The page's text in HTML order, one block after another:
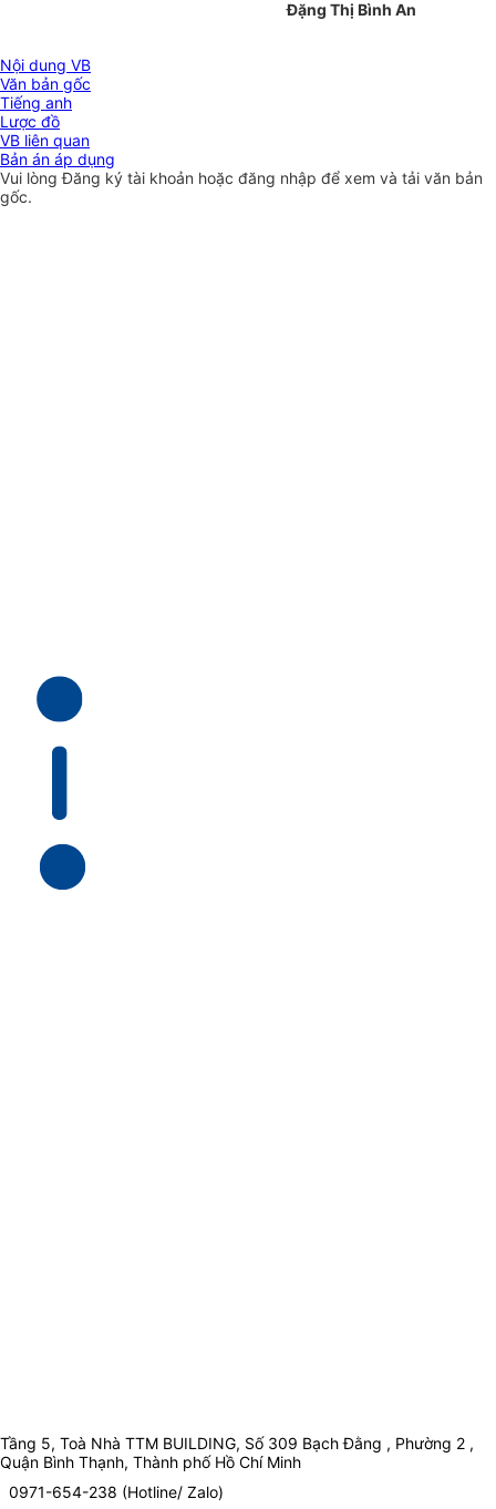
Đặng Thị Bình An
Nội dung VB
Văn bản gốc
Tiếng anh
Lược đồ
VB liên quan
Bản án áp dụng
Vui lòngĐăng ký tài khoản hoặc đăng nhập để xem và tải văn bản
gốc.
Tầng 5, Toà Nhà TTM BUILDING, Số 309 Bạch Đằng , Phường 2 ,
Quận Bình Thạnh, Thành phố Hồ Chí Minh
0971-654-238 (Hotline/ Zalo)